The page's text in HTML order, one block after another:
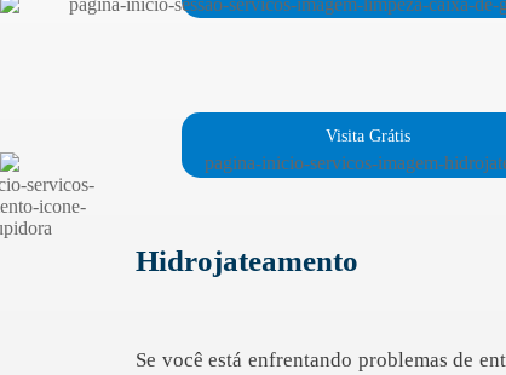
Visita Grátis
Hidrojateamento
Se você está enfrentando problemas de